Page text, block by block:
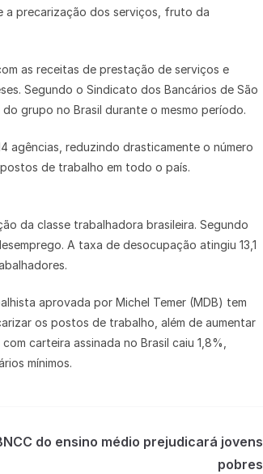
a precarização dos serviços, fruto da
as receitas de prestação de serviços e
Segundo o Sindicato dos Bancários de São
grupo no Brasil durante o mesmo período.
agências, reduzindo drasticamente o número
de trabalho em todo o país.
da classe trabalhadora brasileira. Segundo
A taxa de desocupação atingiu 13,1
aprovada por Michel Temer (MDB) tem
os postos de trabalho, além de aumentar
carteira assinada no Brasil caiu 1,8%,
mínimos.
do ensino médio prejudicará jovens
pobres